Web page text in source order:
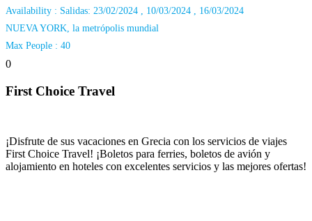
Availability : Salidas: 23/02/2024 , 10/03/2024 , 16/03/2024
NUEVA YORK, la metrópolis mundial
Max People : 40
0
First Choice Travel
¡Disfrute de sus vacaciones en Grecia con los servicios de viajes
First Choice Travel! ¡Boletos para ferries, boletos de avión y
alojamiento en hoteles con excelentes servicios y las mejores ofertas!